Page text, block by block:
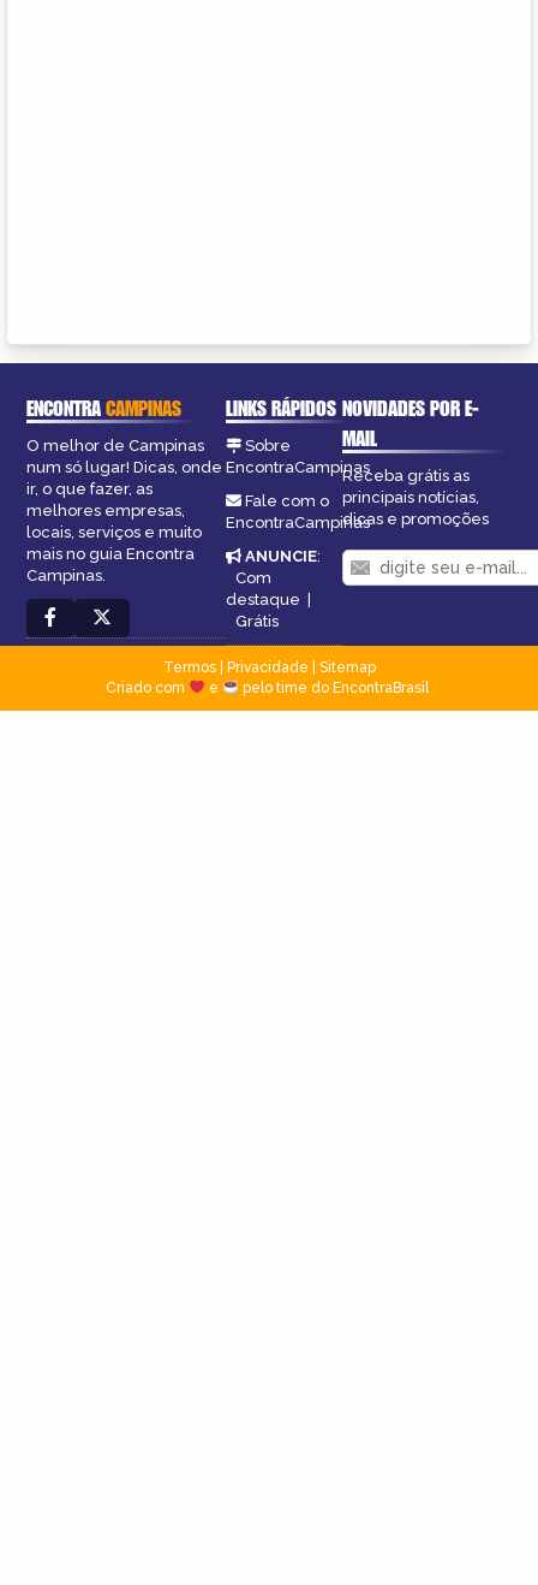
ENCONTRACAMPINAS
O melhor de Campinas
num só lugar! Dicas, onde
ir, o que fazer, as
melhores empresas,
locais, serviços e muito
mais no guia Encontra
Campinas.
LINKS RÁPIDOS
Sobre
EncontraCampinas
Fale com o
EncontraCampinas
ANUNCIE:
Com
destaque
Grátis
NOVIDADES POR E-
MAIL
Receba grátis as
principais notícias,
dicas e promoções
Termos| Privacidade
Sitemap
Criado com
e pelo time do EncontraBrasil